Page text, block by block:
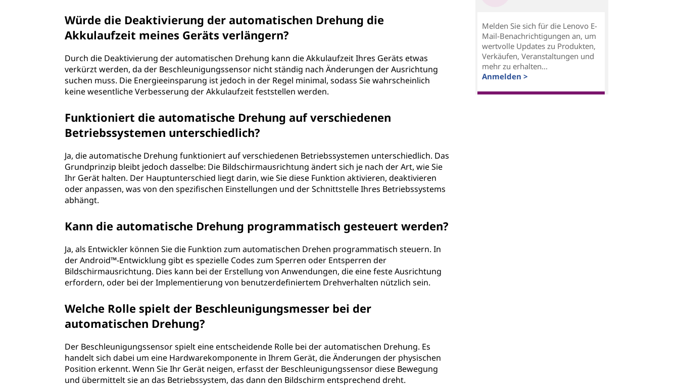
Würde die Deaktivierung der automatischen Drehung die
Akkulaufzeit meines Geräts verlängern?
Durch die Deaktivierung der automatischen Drehung kann die Akkulaufzeit Ihres Geräts etwas
verkürzt werden, da der Beschleunigungssensor nicht ständig nach Änderungen der Ausrichtung
suchen muss. Die Energieeinsparung ist jedoch in der Regel minimal, sodass Sie wahrscheinlich
keine wesentliche Verbesserung der Akkulaufzeit feststellen werden.
Funktioniert die automatische Drehung auf verschiedenen
Betriebssystemen unterschiedlich?
Ja, die automatische Drehung funktioniert auf verschiedenen Betriebssystemen unterschiedlich. Das
Grundprinzip bleibt jedoch dasselbe: Die Bildschirmausrichtung ändert sich je nach der Art, wie Sie
Ihr Gerät halten. Der Hauptunterschied liegt darin, wie Sie diese Funktion aktivieren, deaktivieren
oder anpassen, was von den spezifischen Einstellungen und der Schnittstelle Ihres Betriebssystems
abhängt.
Kann die automatische Drehung programmatisch gesteuert werden?
Ja, als Entwickler können Sie die Funktion zum automatischen Drehen programmatisch steuern. In
der Android™-Entwicklung gibt es spezielle Codes zum Sperren oder Entsperren der
Bildschirmausrichtung. Dies kann bei der Erstellung von Anwendungen, die eine feste Ausrichtung
erfordern, oder bei der Implementierung von benutzerdefiniertem Drehverhalten nützlich sein.
Welche Rolle spielt der Beschleunigungsmesser bei der
automatischen Drehung?
Der Beschleunigungssensor spielt eine entscheidende Rolle bei der automatischen Drehung. Es
handelt sich dabei um eine Hardwarekomponente in Ihrem Gerät, die Änderungen der physischen
Position erkennt. Wenn Sie Ihr Gerät neigen, erfasst der Beschleunigungssensor diese Bewegung
und übermittelt sie an das Betriebssystem, das dann den Bildschirm entsprechend dreht.
Melden Sie sich für die Lenovo E-
Mail-Benachrichtigungen an, um
wertvolle Updates zu Produkten,
Verkäufen, Veranstaltungen und
mehr zu erhalten...
Anmelden >